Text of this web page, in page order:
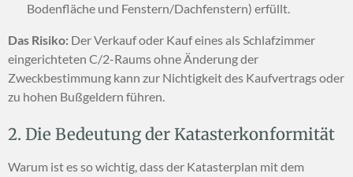
Bodenfläche und Fenstern/Dachfenstern) erfüllt.
Das Risiko: Der Verkauf oder Kauf eines als Schlafzimmer
eingerichteten C/2-Raums ohne Änderung der
Zweckbestimmung kann zur Nichtigkeit des Kaufvertrags oder
zu hohen Bußgeldern führen.
2. Die Bedeutung der Katasterkonformität
Warum ist es so wichtig, dass der Katasterplan mit dem